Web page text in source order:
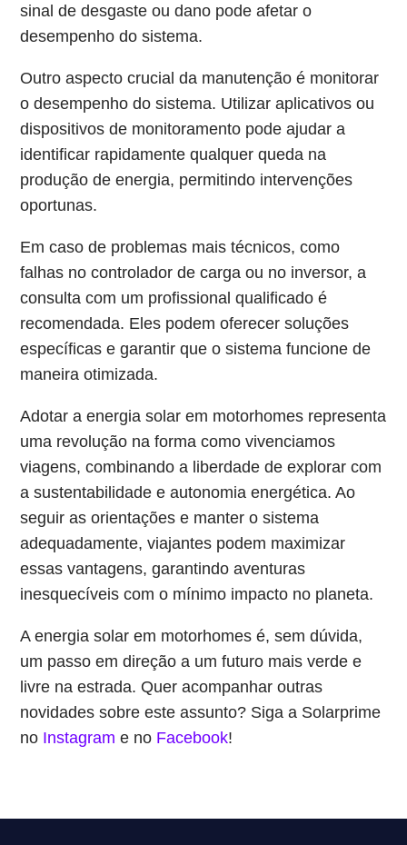
sinal de desgaste ou dano pode afetar o
desempenho do sistema.
Outro aspecto crucial da manutenção é monitorar
o desempenho do sistema. Utilizar aplicativos ou
dispositivos de monitoramento pode ajudar a
identificar rapidamente qualquer queda na
produção de energia, permitindo intervenções
oportunas.
Em caso de problemas mais técnicos, como
falhas no controlador de carga ou no inversor, a
consulta com um profissional qualificado é
recomendada. Eles podem oferecer soluções
específicas e garantir que o sistema funcione de
maneira otimizada.
Adotar a energia solar em motorhomes representa
uma revolução na forma como vivenciamos
viagens, combinando a liberdade de explorar com
a sustentabilidade e autonomia energética. Ao
seguir as orientações e manter o sistema
adequadamente, viajantes podem maximizar
essas vantagens, garantindo aventuras
inesquecíveis com o mínimo impacto no planeta.
A energia solar em motorhomes é, sem dúvida,
um passo em direção a um futuro mais verde e
livre na estrada. Quer acompanhar outras
novidades sobre este assunto? Siga a Solarprime
no Instagram e no Facebook!